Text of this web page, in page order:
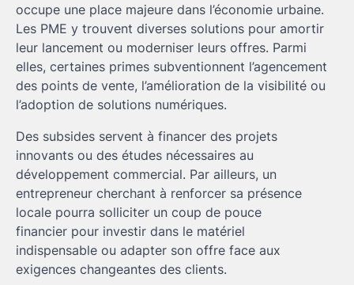
occupe une place majeure dans l’économie urbaine.
Les PME y trouvent diverses solutions pour amortir
leur lancement ou moderniser leurs offres. Parmi
elles, certaines primes subventionnent l’agencement
des points de vente, l’amélioration de la visibilité ou
l’adoption de solutions numériques.
Des subsides servent à financer des projets
innovants ou des études nécessaires au
développement commercial. Par ailleurs, un
entrepreneur cherchant à renforcer sa présence
locale pourra solliciter un coup de pouce
financier pour investir dans le matériel
indispensable ou adapter son offre face aux
exigences changeantes des clients.